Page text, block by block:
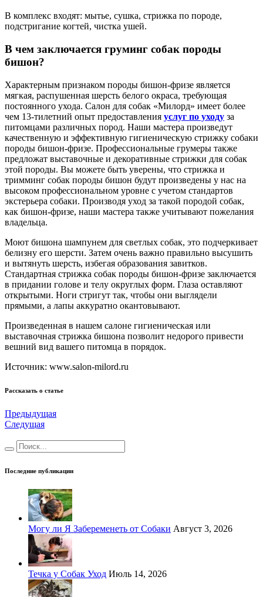
В комплекс входят: мытье, сушка, стрижка по породе,
подстригание когтей, чистка ушей.
В чем заключается груминг собак породы
бишон?
Характерным признаком породы бишон-фризе является
мягкая, распушенная шерсть белого окраса, требующая
постоянного ухода. Салон для собак «Милорд» имеет более
чем 13-тилетний опыт предоставления услуг по уходу за
питомцами различных пород. Наши мастера произведут
качественную и эффективную гигиеническую стрижку собаки
породы бишон-фризе. Профессиональные грумеры также
предложат выставочные и декоративные стрижки для собак
этой породы. Вы можете быть уверены, что стрижка и
тримминг собак породы бишон будут произведены у нас на
высоком профессиональном уровне с учетом стандартов
экстерьера собаки. Производя уход за такой породой собак,
как бишон-фризе, наши мастера также учитывают пожелания
владельца.
Моют бишона шампунем для светлых собак, это подчеркивает
белизну его шерсти. Затем очень важно правильно высушить
и вытянуть шерсть, избегая образования завитков.
Стандартная стрижка собак породы бишон-фризе заключается
в придании голове и телу округлых форм. Глаза оставляют
открытыми. Ноги стригут так, чтобы они выглядели
прямыми, а лапы аккуратно окантовывают.
Произведенная в нашем салоне гигиеническая или
выставочная стрижка бишона позволит недорого привести
вешний вид вашего питомца в порядок.
Источник: www.salon-milord.ru
Рассказать о статье
Предыдущая
Следущая
Последние публикации
Могу ли Я Забеременеть от Собаки Август 3, 2026
Течка у Собак Уход Июль 14, 2026